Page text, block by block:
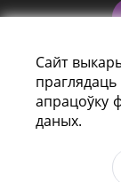
Сайт
праглядаць
апрацоўку
даных.